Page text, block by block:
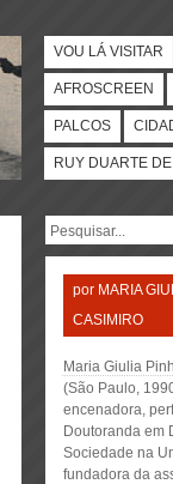
VOU LÁ VISITAR
AFROSCREEN
PALCOS
RUY DUARTE
por MARIA
CASIMIRO
Maria Giulia
(São Paulo,
encenadora,
Doutoranda em
Sociedade na
fundadora da